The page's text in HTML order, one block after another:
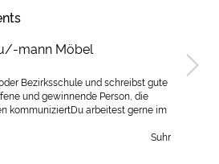
mann Möbel
Bezirksschule und schreibst gute
und gewinnende Person, die
kommuniziertDu arbeitest gerne im
Suhr